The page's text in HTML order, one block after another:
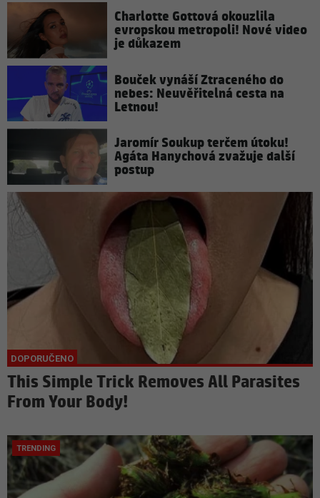
Charlotte Gottová okouzlila
evropskou metropoli! Nové video
je důkazem
Bouček vynáší Ztraceného do
nebes: Neuvěřitelná cesta na
Letnou!
Jaromír Soukup terčem útoku!
Agáta Hanychová zvažuje další
postup
This Simple Trick Removes All Parasites
From Your Body!